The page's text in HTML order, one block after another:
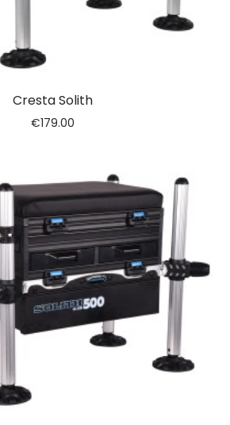
Cresta Solith
€179.00